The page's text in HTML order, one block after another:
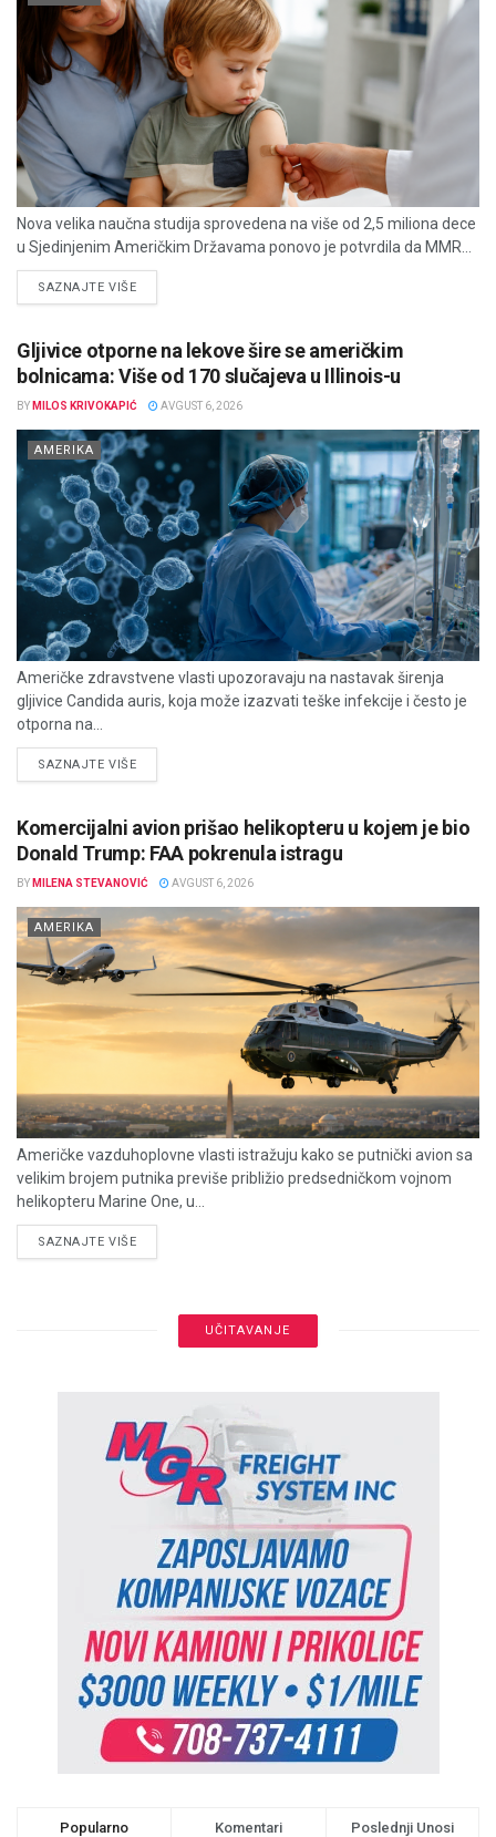
Nova velika naučna studija sprovedena na više od 2,5 miliona dece
u Sjedinjenim Američkim Državama ponovo je potvrdila da MMR...
SAZNAJTE VIŠEDETAILS
Gljivice otporne na lekove šire se američkim
bolnicama: Više od 170 slučajeva u Illinois-u
BY MILOS KRIVOKAPIĆ AVGUST 6, 2026
AMERIKA
Američke zdravstvene vlasti upozoravaju na nastavak širenja
gljivice Candida auris, koja može izazvati teške infekcije i često je
otporna na...
SAZNAJTE VIŠEDETAILS
Komercijalni avion prišao helikopteru u kojem je bio
Donald Trump: FAA pokrenula istragu
BY MILENA STEVANOVIĆ AVGUST 6, 2026
AMERIKA
Američke vazduhoplovne vlasti istražuju kako se putnički avion sa
velikim brojem putnika previše približio predsedničkom vojnom
helikopteru Marine One, u...
SAZNAJTE VIŠEDETAILS
UČITAVANJE
Popularno Komentari Poslednji Unosi